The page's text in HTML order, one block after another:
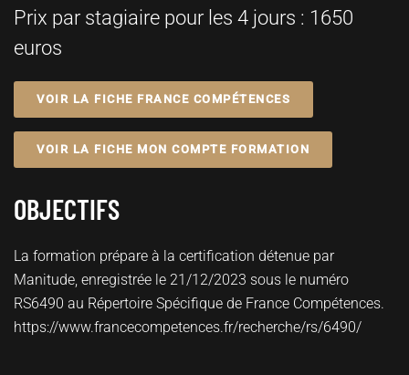
Prix par stagiaire pour les 4 jours : 1650
euros
VOIR LA FICHE FRANCE COMPÉTENCES
VOIR LA FICHE MON COMPTE FORMATION
OBJECTIFS
La formation prépare à la certification détenue par
Manitude, enregistrée le 21/12/2023 sous le numéro
RS6490 au Répertoire Spécifique de France Compétences.
https://www.francecompetences.fr/recherche/rs/6490/